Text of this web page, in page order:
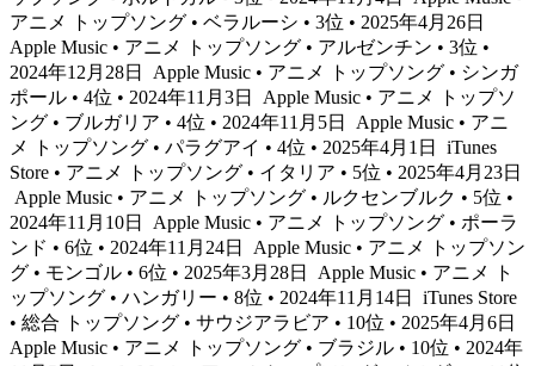
アニメ トップソング • ベラルーシ • 3位 • 2025年4月26日
Apple Music • アニメ トップソング • アルゼンチン • 3位 •
2024年12月28日
Apple Music • アニメ トップソング • シンガ
ポール • 4位 • 2024年11月3日
Apple Music • アニメ トップソ
ング • ブルガリア • 4位 • 2024年11月5日
Apple Music • アニ
メ トップソング • パラグアイ • 4位 • 2025年4月1日
iTunes
Store • アニメ トップソング • イタリア • 5位 • 2025年4月23日
Apple Music • アニメ トップソング • ルクセンブルク • 5位 •
2024年11月10日
Apple Music • アニメ トップソング • ポーラ
ンド • 6位 • 2024年11月24日
Apple Music • アニメ トップソン
グ • モンゴル • 6位 • 2025年3月28日
Apple Music • アニメ ト
ップソング • ハンガリー • 8位 • 2024年11月14日
iTunes Store
• 総合 トップソング • サウジアラビア • 10位 • 2025年4月6日
Apple Music • アニメ トップソング • ブラジル • 10位 • 2024年